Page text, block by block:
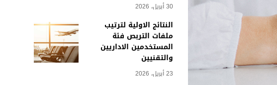
30 أبريل، 2026
النتائج الاولية لترتيب
ملفات التربص فئة
المستخدمين الاداريين
والتقنيين
23 أبريل، 2026